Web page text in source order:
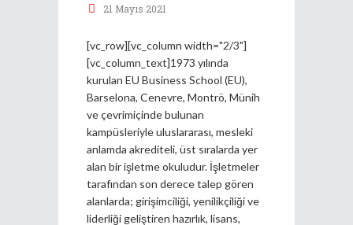
21 Mayıs 2021
[vc_row][vc_column width="2/3"]
[vc_column_text]1973 yılında
kurulan EU Business School (EU),
Barselona, Cenevre, Montrö, Münih
ve çevrimiçinde bulunan
kampüsleriyle uluslararası, mesleki
anlamda akrediteli, üst sıralarda yer
alan bir işletme okuludur. İşletmeler
tarafından son derece talep gören
alanlarda; girişimciliği, yenilikçiliği ve
liderliği geliştiren hazırlık, lisans,